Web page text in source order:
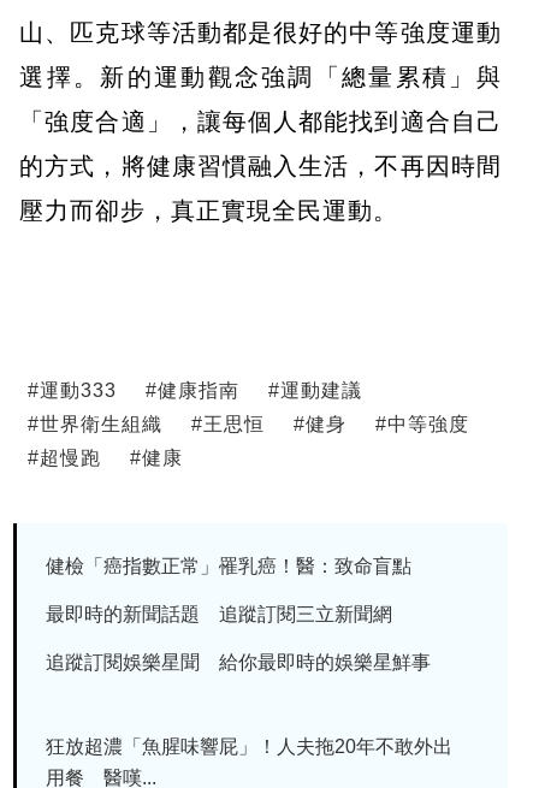
山、匹克球等活動都是很好的中等強度運動
選擇。新的運動觀念強調「總量累積」與
「強度合適」，讓每個人都能找到適合自己
的方式，將健康習慣融入生活，不再因時間
壓力而卻步，真正實現全民運動。
#運動333 #健康指南 #運動建議
#世界衛生組織 #王思恒 #健身 #中等強度
#超慢跑 #健康
健檢「癌指數正常」罹乳癌！醫：致命盲點
最即時的新聞話題 追蹤訂閱三立新聞網
追蹤訂閱娛樂星聞 給你最即時的娛樂星鮮事
狂放超濃「魚腥味響屁」！人夫拖20年不敢外出
用餐 醫嘆...